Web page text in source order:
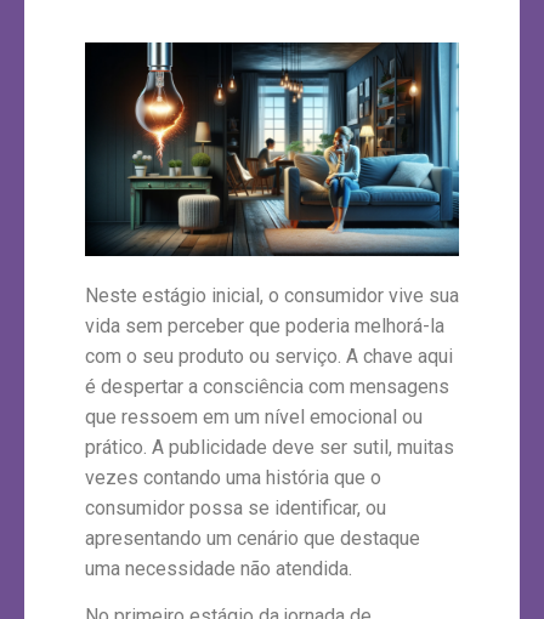
Neste estágio inicial, o consumidor vive sua
vida sem perceber que poderia melhorá-la
com o seu produto ou serviço. A chave aqui
é despertar a consciência com mensagens
que ressoem em um nível emocional ou
prático. A publicidade deve ser sutil, muitas
vezes contando uma história que o
consumidor possa se identificar, ou
apresentando um cenário que destaque
uma necessidade não atendida.